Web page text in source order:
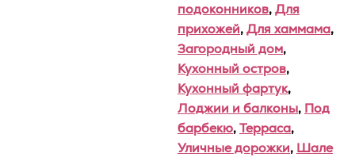
подоконников,Для
прихожей,Для хаммама,
Загородный дом,
Кухонный остров,
Кухонный фартук,
Лоджии и балконы, Под
барбекю,Терраса,
Уличные дорожки, Шале